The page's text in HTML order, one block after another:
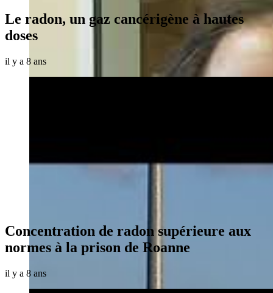
Le radon, un gaz cancérigène à hautes
doses
il y a 8 ans
Concentration de radon supérieure aux
normes à la prison de Roanne
il y a 8 ans